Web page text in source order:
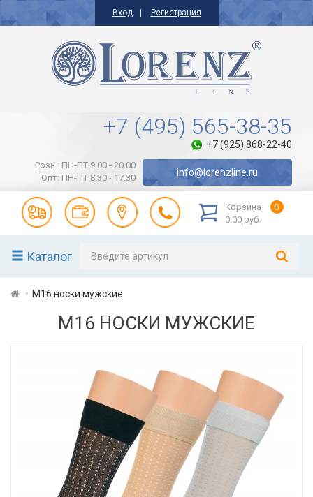
Вход Регистрация
+7 (495) 565-38-35
+7 (925) 868-22-40
Розн.: ПН-ПТ 9.00 - 20.00
Опт: ПН-ПТ 8.30 - 17.30
info@lorenzline.ru
Корзина
0
0.00 руб.
Каталог
М16 носки мужские
М16 НОСКИ МУЖСКИЕ